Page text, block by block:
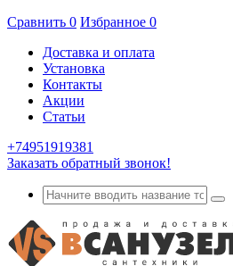
Сравнить 0 Избранное 0
Доставка и оплата
Установка
Контакты
Акции
Статьи
+74951919381
Заказать обратный звонок!